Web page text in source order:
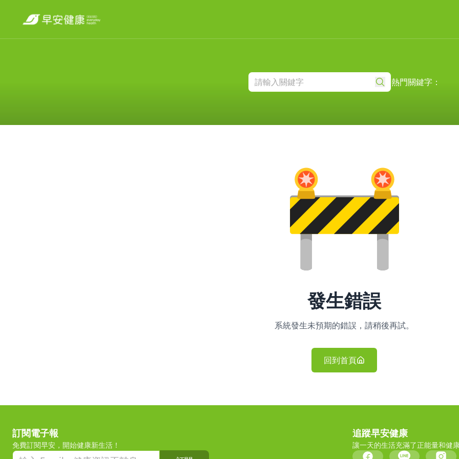
熱門關鍵字：
發生錯誤
系統發生未預期的錯誤，請稍後再試。
回到首頁
訂閱電子報
免費訂閱早安，開始健康新生活！
追蹤早安健康
讓一天的生活充滿了正能量和健